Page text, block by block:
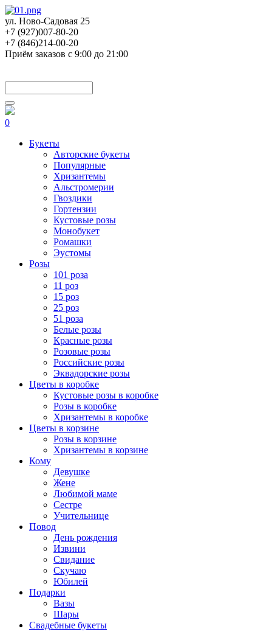
ул. Ново-Садовая 25
+7 (927)007-80-20
+7 (846)214-00-20
Приём заказов с 9:00 до 21:00
0
Букеты
Авторские букеты
Популярные
Хризантемы
Альстромерии
Гвоздики
Гортензии
Кустовые розы
Монобукет
Ромашки
Эустомы
Розы
101 роза
11 роз
15 роз
25 роз
51 роза
Белые розы
Красные розы
Розовые розы
Российские розы
Эквадорские розы
Цветы в коробке
Кустовые розы в коробке
Розы в коробке
Хризантемы в коробке
Цветы в корзине
Розы в корзине
Хризантемы в корзине
Кому
Девушке
Жене
Любимой маме
Сестре
Учительнице
Повод
День рождения
Извини
Свидание
Скучаю
Юбилей
Подарки
Вазы
Шары
Свадебные букеты